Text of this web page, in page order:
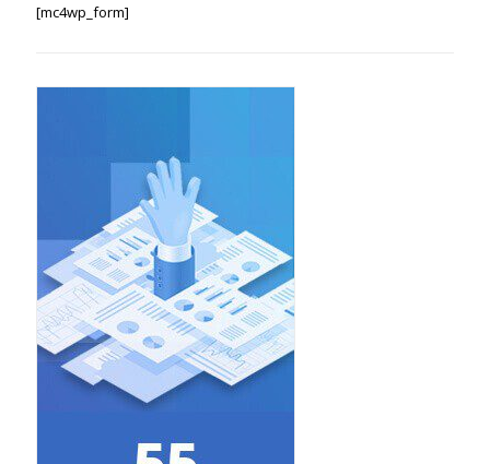
[mc4wp_form]